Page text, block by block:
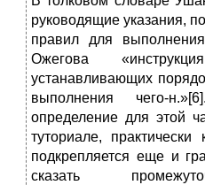
руководящие указания,
правил для
Ожегова
устанавливающих
выполнения чего-
определение для этой
туториале,
подкрепляется еще и
сказать